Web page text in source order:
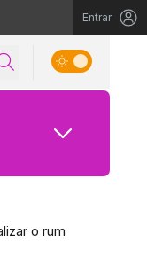
Entrar
o rum